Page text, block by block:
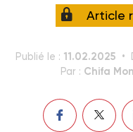
Article
Publié le : 11.02.2025
Par : Chifa